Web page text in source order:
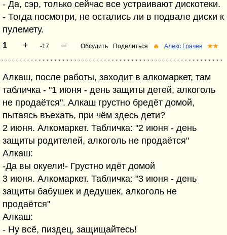
- Да, сэр, только сейчас все устраивают дискотеки.
- Тогда посмотри, не остались ли в подвале диски к
пулемету.
1 + -17 – Обсудить Поделиться 🔥 Алекс Грачев ★★
Алкаш, после работы, заходит в алкомаркет, там
табличка - "1 июня - день защиты детей, алкоголь
не продаётся". Алкаш грустно бредёт домой,
пытаясь въехать, при чём здесь дети?
2 июня. Алкомаркет. Табличка: "2 июня - день
защиты родителей, алкоголь не продаётся"
Алкаш:
-Да вы окуели!- Грустно идёт домой
3 июня. Алкомаркет. Табличка: "3 июня - день
защиты бабушек и дедушек, алкоголь не
продаётся"
Алкаш:
- Ну всё, пиздец, защищайтесь!